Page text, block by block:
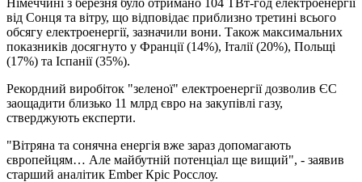
від Сонця та вітру, що відповідає приблизно третині всього
обсягу електроенергії, зазначили вони. Також максимальних
показників досягнуто у Франції (14%), Італії (20%), Польщі
(17%) та Іспанії (35%).
Рекордний виробіток "зеленої" електроенергії дозволив ЄС
заощадити близько 11 млрд євро на закупівлі газу,
стверджують експерти.
"Вітряна та сонячна енергія вже зараз допомагають
європейцям… Але майбутній потенціал ще вищий", - заявив
старший аналітик Ember Кріс Росслоу.